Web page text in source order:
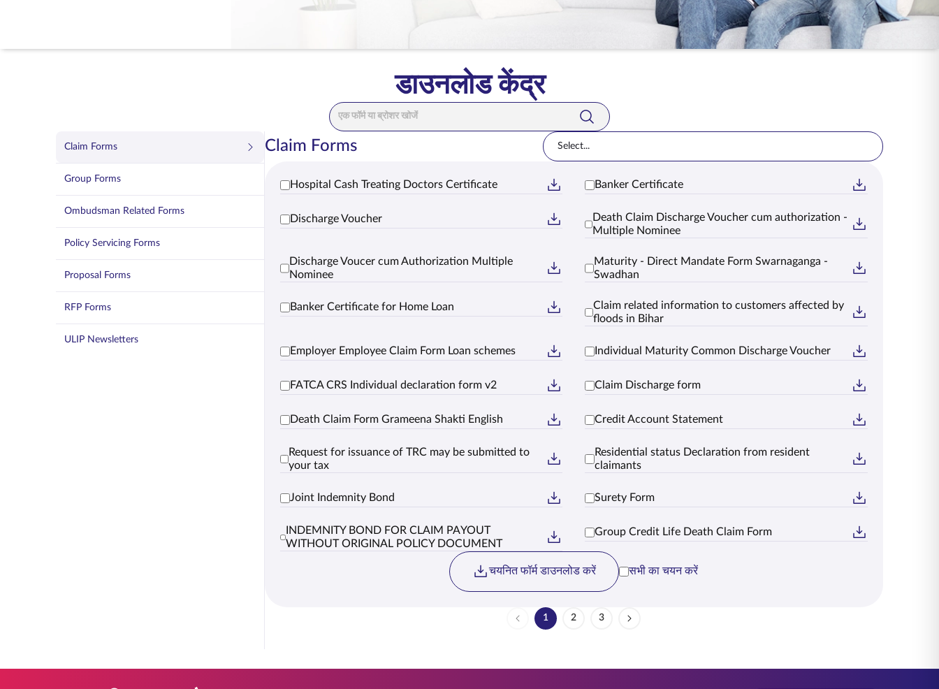
डाउनलोड केंद्र
सर्च बार
Claim Forms
Group Forms
Ombudsman Related Forms
Policy Servicing Forms
Proposal Forms
RFP Forms
ULIP Newsletters
Claim Forms Select...
Hospital Cash Treating Doctors Certificate Banker Certificate
Discharge Voucher
Death Claim Discharge Voucher cum authorization -
Multiple Nominee
Discharge Voucer cum Authorization Multiple
Nominee
Maturity - Direct Mandate Form Swarnaganga -
Swadhan
Banker Certificate for Home Loan
Claim related information to customers affected by
floods in Bihar
Employer Employee Claim Form Loan schemes Individual Maturity Common Discharge Voucher
FATCA CRS Individual declaration form v2 Claim Discharge form
Death Claim Form Grameena Shakti English Credit Account Statement
Request for issuance of TRC may be submitted to
your tax
Residential status Declaration from resident
claimants
Joint Indemnity Bond Surety Form
INDEMNITY BOND FOR CLAIM PAYOUT
WITHOUT ORIGINAL POLICY DOCUMENT
Group Credit Life Death Claim Form
चयनित फॉर्म डाउनलोड करें सभी का चयन करें
पेज
1 पेज
2 पेज
3